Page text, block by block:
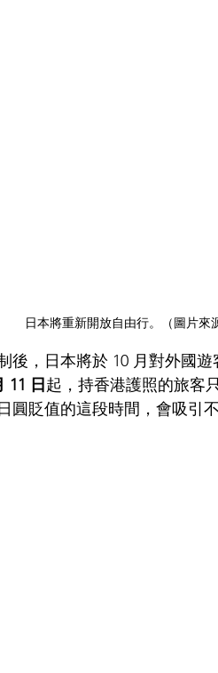
日本將重新開放自由行。（圖片來
後，日本將於 10 月對外國
11 日 起，持香港護照的旅客
圓貶值的這段時間，會吸引